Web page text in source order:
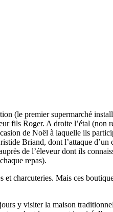
(le premier supermarché
fils Roger. A droite l’étal (non
de Noël à laquelle ils
Briand, dont l’attaque d’un
de l’éleveur dont ils
repas).
charcuteries. Mais ces
y visiter la maison